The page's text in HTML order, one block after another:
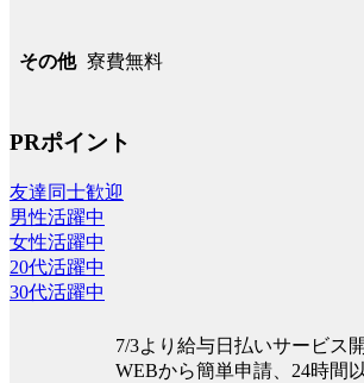
その他 寮費無料
PRポイント
友達同士歓迎
男性活躍中
女性活躍中
20代活躍中
30代活躍中
7/3より給与日払いサービス
WEBから簡単申請、24時間